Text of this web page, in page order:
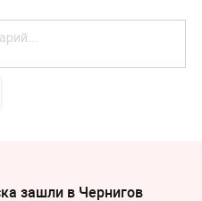
зашли в Чернигов